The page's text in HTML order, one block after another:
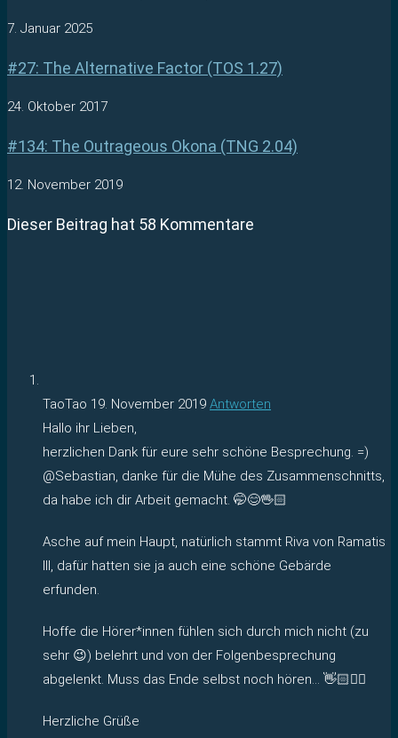
7. Januar 2025
#27: The Alternative Factor (TOS 1.27)
24. Oktober 2017
#134: The Outrageous Okona (TNG 2.04)
12. November 2019
Dieser Beitrag hat 58 Kommentare
TaoTao 19. November 2019 Antworten
Hallo ihr Lieben,
herzlichen Dank für eure sehr schöne Besprechung. =)
@Sebastian, danke für die Mühe des Zusammenschnitts,
da habe ich dir Arbeit gemacht. 🤭😊🖖🏻
Asche auf mein Haupt, natürlich stammt Riva von Ramatis
III, dafür hatten sie ja auch eine schöne Gebärde
erfunden.
Hoffe die Hörer*innen fühlen sich durch mich nicht (zu
sehr 😉) belehrt und von der Folgenbesprechung
abgelenkt. Muss das Ende selbst noch hören… 👋🏻✌🏻
Herzliche Grüße